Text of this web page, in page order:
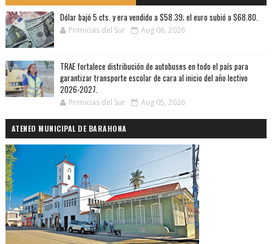
Dólar bajó 5 cts. y era vendido a $58.39; el euro subió a $68.80.
Primicias del Sur Aug 06, 2026
TRAE fortalece distribución de autobuses en todo el país para
garantizar transporte escolar de cara al inicio del año lectivo
2026-2027.
Primicias del Sur Aug 05, 2026
ATENEO MUNICIPAL DE BARAHONA